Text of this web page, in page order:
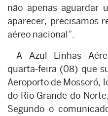
não apenas aguardar
aparecer, precisamos
aéreo nacional”.
A Azul Linhas
quarta-feira (08) que
Aeroporto de Mossoró,
do Rio Grande do
Segundo o